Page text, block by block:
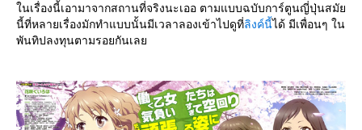
นเรื่องนี้เอามาจากสถานที่จริงนะเออ ตามแบบฉบับการ์ตูนญี่ปุ่นสมั
นี้ที่หลายเรื่องมักทำแบบนั้นมีเวลาลองเข้าไปดูที่ลิงค์นี้ได้ มีเพื่อนๆ ใน
พันทิปลงทุนตามรอยกันเล